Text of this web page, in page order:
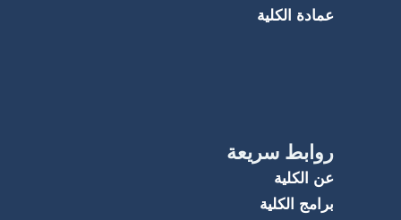
عمادة الكلية
روابط سريعة
عن الكلية
برامج الكلية